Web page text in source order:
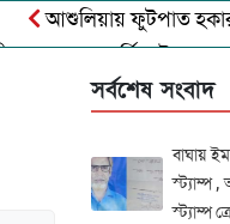
আশুলিয়ায় ফুটপাত হকার মুক্ত
পূর্নিমা উৎসব শুরু
সর্বশেষ সংবাদ
বাঘায়
স্ট্যাম্প
স্ট্যাম্প